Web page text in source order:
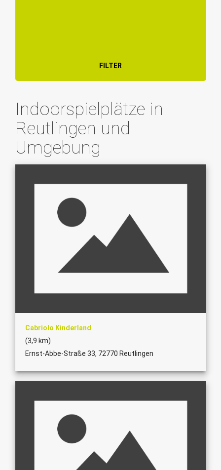
FILTER
Indoorspielplätze in
Reutlingen und
Umgebung
Cabriolo Kinderland
(3,9 km)
Ernst-Abbe-Straße 33, 72770 Reutlingen